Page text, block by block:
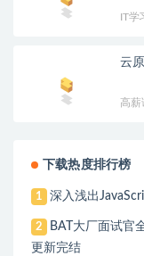
IT学
云
高薪
下载热度排行榜
1 深入浅出
2
BAT大厂面试官
更新完结